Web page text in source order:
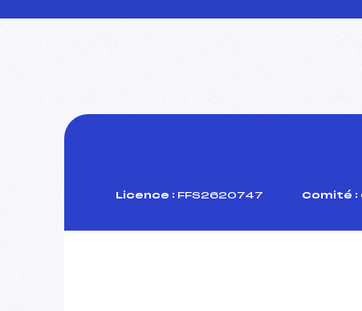
Licence : FFS2620747 Comité :